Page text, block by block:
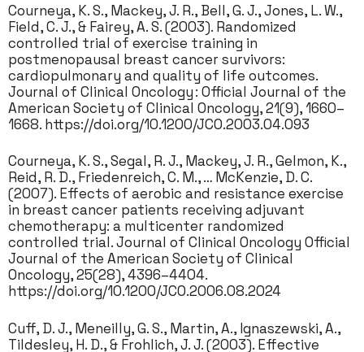
Courneya, K. S., Mackey, J. R., Bell, G. J., Jones, L. W.,
Field, C. J., & Fairey, A. S. (2003). Randomized
controlled trial of exercise training in
postmenopausal breast cancer survivors:
cardiopulmonary and quality of life outcomes.
Journal of Clinical Oncology : Official Journal of the
American Society of Clinical Oncology, 21(9), 1660–
1668. https://doi.org/10.1200/JCO.2003.04.093
Courneya, K. S., Segal, R. J., Mackey, J. R., Gelmon, K.,
Reid, R. D., Friedenreich, C. M., … McKenzie, D. C.
(2007). Effects of aerobic and resistance exercise
in breast cancer patients receiving adjuvant
chemotherapy: a multicenter randomized
controlled trial. Journal of Clinical Oncology Official
Journal of the American Society of Clinical
Oncology, 25(28), 4396–4404.
https://doi.org/10.1200/JCO.2006.08.2024
Cuff, D. J., Meneilly, G. S., Martin, A., Ignaszewski, A.,
Tildesley, H. D., & Frohlich, J. J. (2003). Effective